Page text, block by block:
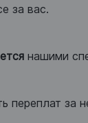
за вас.
нашими
переплат